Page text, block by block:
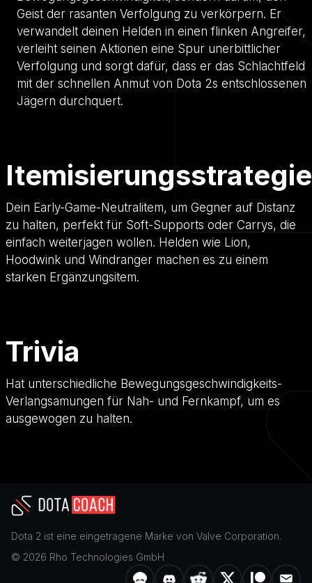
Geist der rasanten Verfolgung zu verkörpern. Er
verwandelt deinen Helden in einen flinken Angreifer,
verleiht seinen Aktionen eine Spur unerbittlicher
Verfolgung und sorgt dafür, dass er das Schlachtfeld
mit der schnellen Anmut von Dota 2s entschlossenen
Jägern durchquert.
Itemisierungsstrategie
Dein Early-Game-Neutralitem, um Gegner auf Distanz
zu halten, perfekt für Soft-Supports oder Carrys, die
einfach weiterjagen wollen. Helden wie Lion,
Hoodwink und Windranger machen es zu einem
starken Ergänzungsitem.
Trivia
Hat unterschiedliche Bewegungsgeschwindigkeits-
Verlangsamungen für Nah- und Fernkampf, um es
ausgewogen zu halten.
Dota 2 ist eine eingetragene Marke von Valve Corporation.
© 2026 Rho Technologies GmbH